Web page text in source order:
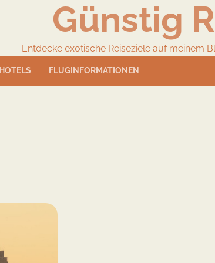
Günstig
Entdecke exotische Reiseziele auf meinem
HOTELS FLUGINFORMATIONEN